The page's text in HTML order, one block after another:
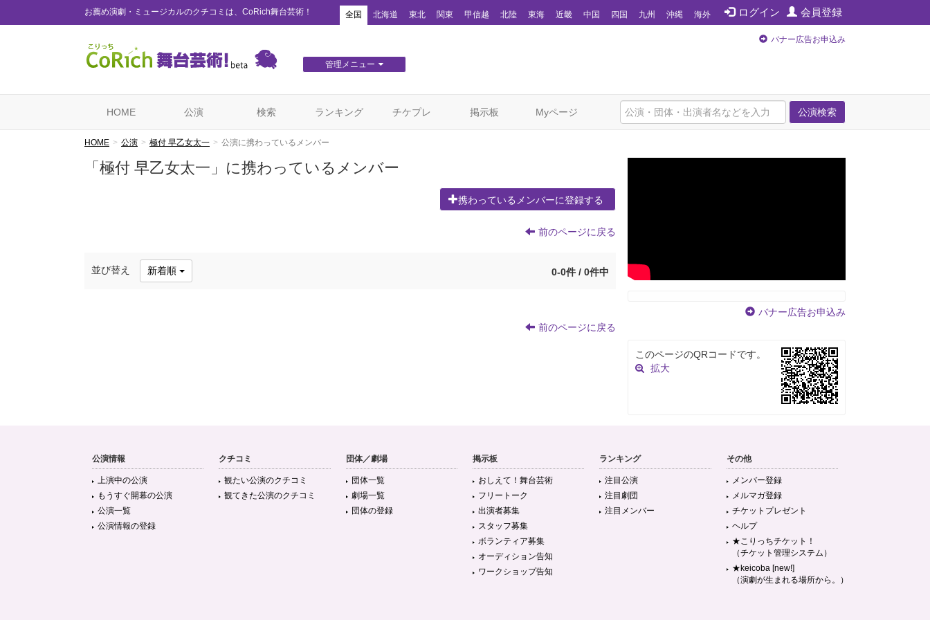
お薦め演劇・ミュージカルのクチコミは、CoRich舞台芸術！ ログイン 会員登録
全国 北海道 東北 関東 甲信越 北陸 東海 近畿 中国 四国 九州 沖縄 海外
管理メニュー
バナー広告お申込み
公演検索
HOME 公演 検索 ランキング チケプレ 掲示板 Myページ
HOME 公演 極付 早乙女太一 公演に携わっているメンバー
「極付 早乙女太一」に携わっているメンバー
携わっているメンバーに登録する
前のページに戻る
並び替え 新着順 0-0件 / 0件中
前のページに戻る
バナー広告お申込み
このページのQRコードです。
拡大
公演情報
上演中の公演
もうすぐ開幕の公演
公演一覧
公演情報の登録
クチコミ
観たい公演のクチコミ
観てきた公演のクチコミ
団体／劇場
団体一覧
劇場一覧
団体の登録
掲示板
おしえて！舞台芸術
フリートーク
出演者募集
スタッフ募集
ボランティア募集
オーディション告知
ワークショップ告知
ランキング
注目公演
注目劇団
注目メンバー
その他
メンバー登録
メルマガ登録
チケットプレゼント
ヘルプ
★こりっちチケット！
（チケット管理システム）
★keicoba [new!]
（演劇が生まれる場所から。）